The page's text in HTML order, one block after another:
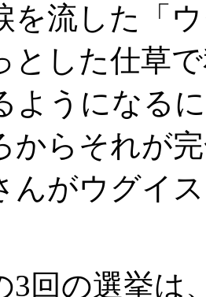
を流した「
とした仕草
ようになる
からそれが
んがウグイ
3回の選挙は